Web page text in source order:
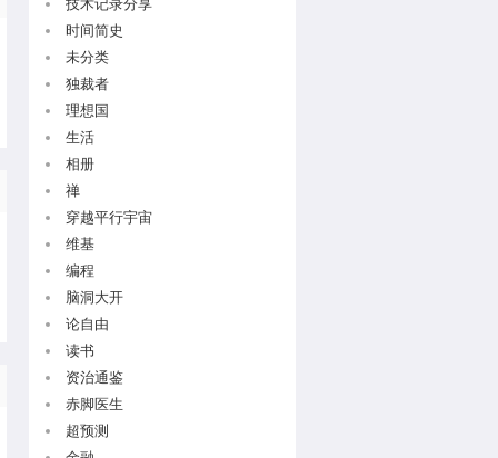
技术记录分享
时间简史
未分类
独裁者
理想国
生活
相册
禅
穿越平行宇宙
维基
编程
脑洞大开
论自由
读书
资治通鉴
赤脚医生
超预测